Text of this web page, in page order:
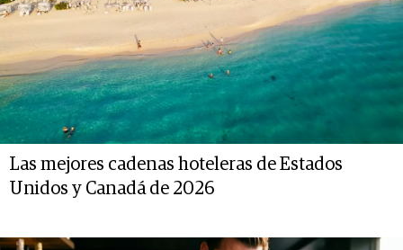
Las mejores cadenas hoteleras de Estados
Unidos y Canadá de 2026